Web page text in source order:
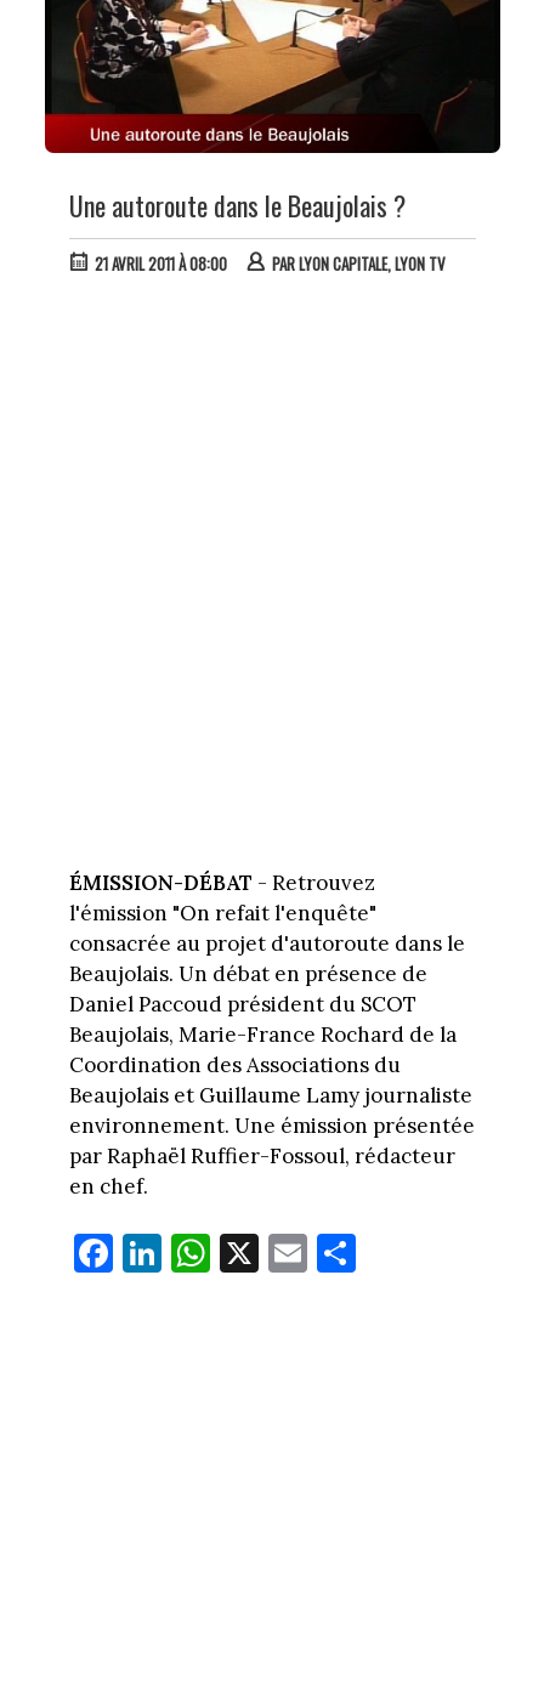
Une autoroute dans le Beaujolais ?
21 AVRIL 2011 À 08:00 PARLYON CAPITALE, LYON TV
ÉMISSION-DÉBAT - Retrouvez
l'émission "On refait l'enquête"
consacrée au projet d'autoroute dans le
Beaujolais. Un débat en présence de
Daniel Paccoud président du SCOT
Beaujolais, Marie-France Rochard de la
Coordination des Associations du
Beaujolais et Guillaume Lamy journaliste
environnement. Une émission présentée
par Raphaël Ruffier-Fossoul, rédacteur
en chef.
Fa
ce
Li
nk
W
ha
X E
m
Pa
rt